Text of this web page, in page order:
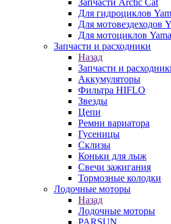
Запчасти Arctic Cat
Для гидроциклов
Для мотовездеходов
Для мотоциклов
Запчасти и расходники
Назад
Запчасти и
Аккумуляторы
Фильтра HIFLO
Звезды
Цепи
Ремни вариатора
Гусеницы
Склизы
Коньки для лыж
Свечи зажигания
Тормозные колодки
Лодочные моторы
Назад
Лодочные моторы
PARSUN